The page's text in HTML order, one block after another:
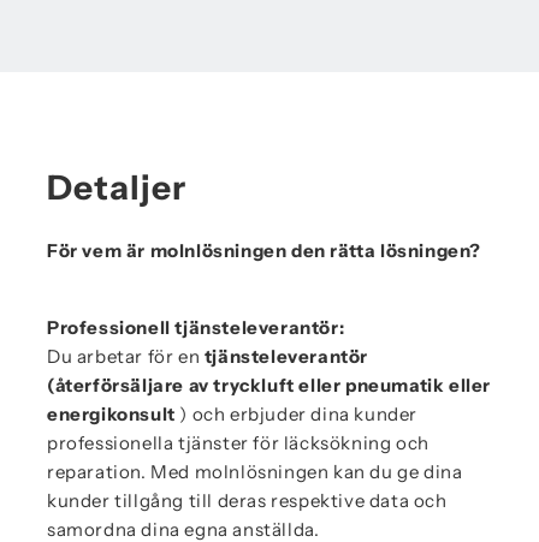
Detaljer
För vem är molnlösningen den rätta lösningen?
Professionell tjänsteleverantör:
Du arbetar för en tjänsteleverantör
(återförsäljare av tryckluft eller pneumatik eller
energikonsult ) och erbjuder dina kunder
professionella tjänster för läcksökning och
reparation. Med molnlösningen kan du ge dina
kunder tillgång till deras respektive data och
samordna dina egna anställda.